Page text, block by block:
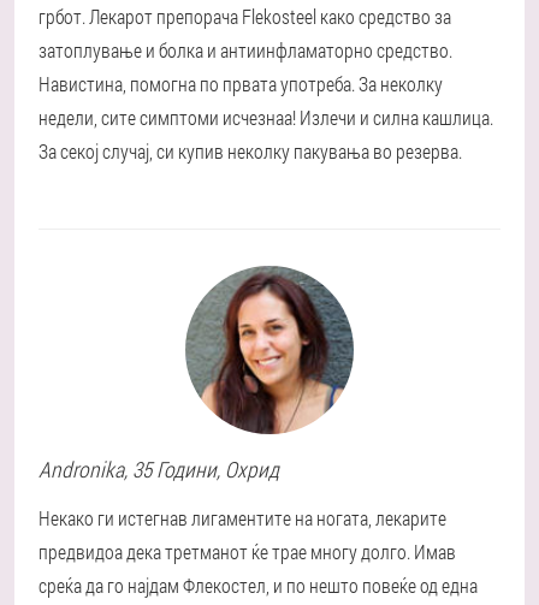
грбот. Лекарот препорача Flekosteel како средство за
затоплување и болка и антиинфламаторно средство.
Навистина, помогна по првата употреба. За неколку
недели, сите симптоми исчезнаа! Излечи и силна кашлица.
За секој случај, си купив неколку пакувања во резерва.
Andronika, 35 Години, Охрид
Некако ги истегнав лигаментите на ногата, лекарите
предвидоа дека третманот ќе трае многу долго. Имав
среќа да го најдам Флекостел, и по нешто повеќе од една